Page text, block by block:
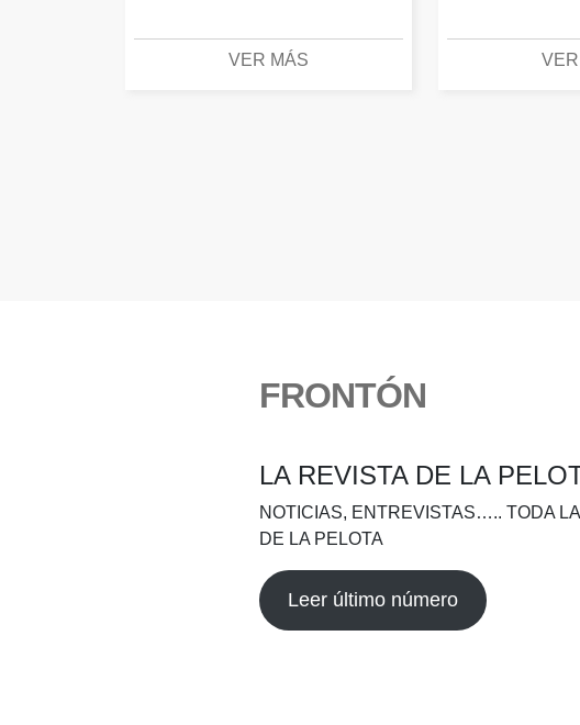
VER MÁS
FRONTÓN
LA REVISTA DE LA
NOTICIAS, ENTREVISTAS….. TODA
DE LA PELOTA
Leer último número